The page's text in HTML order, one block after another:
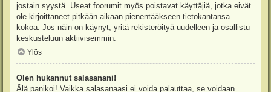
jostain syystä. Useat foorumit myös poistavat käyttäjiä, jotka eivät
ole kirjoittaneet pitkään aikaan pienentääkseen tietokantansa
kokoa. Jos näin on käynyt, yritä rekisteröityä uudelleen ja osallistu
keskusteluun aktiivisemmin.
Ylös
Olen hukannut salasanani!
Älä panikoi! Vaikka salasanaasi ei voida palauttaa, se voidaan